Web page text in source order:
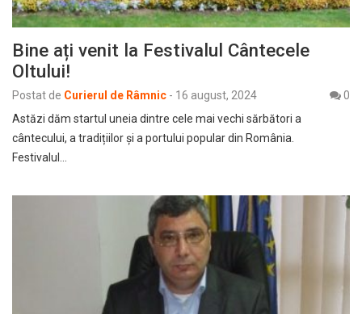
Bine ați venit la Festivalul Cântecele
Oltului!
Postat de Curierul de Râmnic - 16 august, 2024
0
Astăzi dăm startul uneia dintre cele mai vechi sărbători a
cântecului, a tradițiilor și a portului popular din România.
Festivalul…